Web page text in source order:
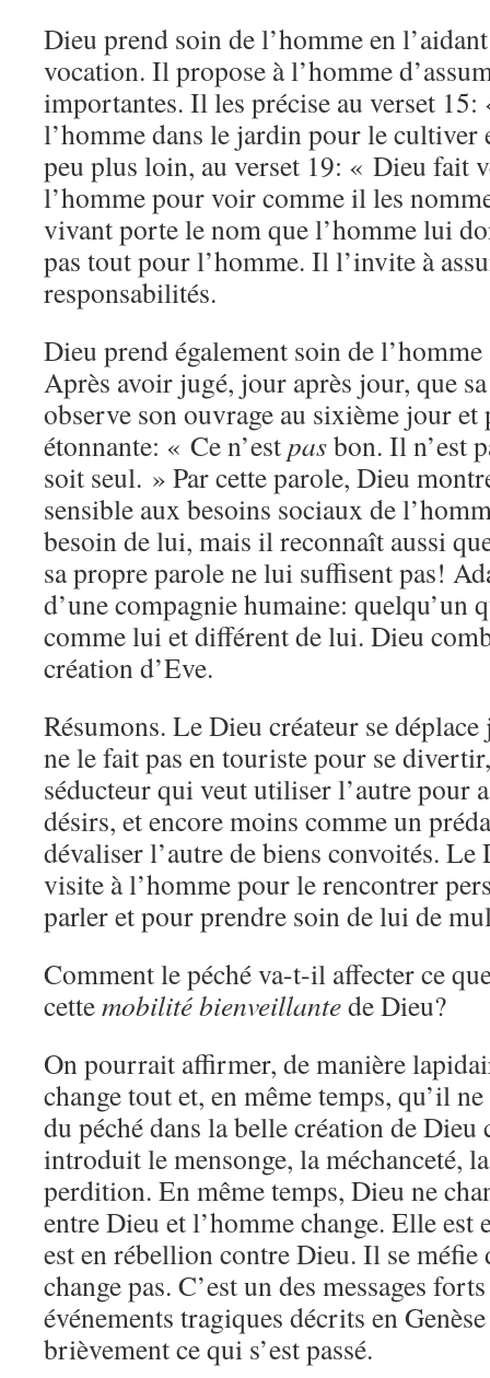
Dieu prend soin de l’homme en
vocation. Il propose à l’homme
importantes. Il les précise au verset
l’homme dans le jardin pour le cultiver
peu plus loin, au verset 19: « Dieu fait
l’homme pour voir comme il les
vivant porte le nom que l’homme lui
pas tout pour l’homme. Il l’invite à
responsabilités.
Dieu prend également soin de
Après avoir jugé, jour après jour, que
observe son ouvrage au sixième jour
étonnante: « Ce n’estpasbon. Il n’est
soit seul. » Par cette parole, Dieu
sensible aux besoins sociaux de
besoin de lui, mais il reconnaît aussi
sa propre parole ne lui suffisent pas!
d’une compagnie humaine: quelqu’un
comme lui et différent de lui. Dieu
création d’Eve.
Résumons. Le Dieu créateur se
ne le fait pas en touriste pour se
séducteur qui veut utiliser l’autre pour
désirs, et encore moins comme un
dévaliser l’autre de biens convoités. Le
visite à l’homme pour le rencontrer
parler et pour prendre soin de lui de
Comment le péché va-t-il affecter ce
cettemobilité bienveillantede Dieu?
On pourrait affirmer, de manière
change tout et, en même temps, qu’il
du péché dans la belle création de Dieu
introduit le mensonge, la méchanceté,
perdition. En même temps, Dieu ne
entre Dieu et l’homme change. Elle est
est en rébellion contre Dieu. Il se
change pas. C’est un des messages
événements tragiques décrits en
brièvement ce qui s’est passé.